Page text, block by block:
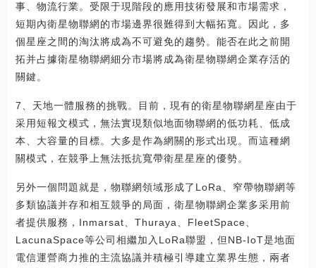
事、物流行業。受限于現階段的應用技術發展和市場需求，
短期內衛星物聯網的市場邊界很難得到大幅拓寬。因此，多
個星座之間的淘汰將成為不可避免的趨勢。能否在此之前開
拓并占據衛星物聯網細分市場將成為衛星物聯網企業存活的
關鍵。
7、天地一體服務的挑戰。目前，現有的衛星物聯網星座由于
采用短報文模式，無法實現類似地面物聯網的低功耗、低成
本、大容量的目標。大多是作為網關的形式出現。而這種網
關模式，在競爭上無法抵抗寬帶衛星星座的優勢。
另外一個問題就是，物聯網領域形成了LoRa、窄帶物聯網等
多類協議并存和相互競爭的局面，衛星物聯網企業多采用前
者提供服務，Inmarsat、Thuraya、FleetSpace、
LacunaSpace等公司相繼加入LoRa聯盟，但NB-IoT是地面
電信運營商力推的主流協議并積極引導建立業界生態，兩者